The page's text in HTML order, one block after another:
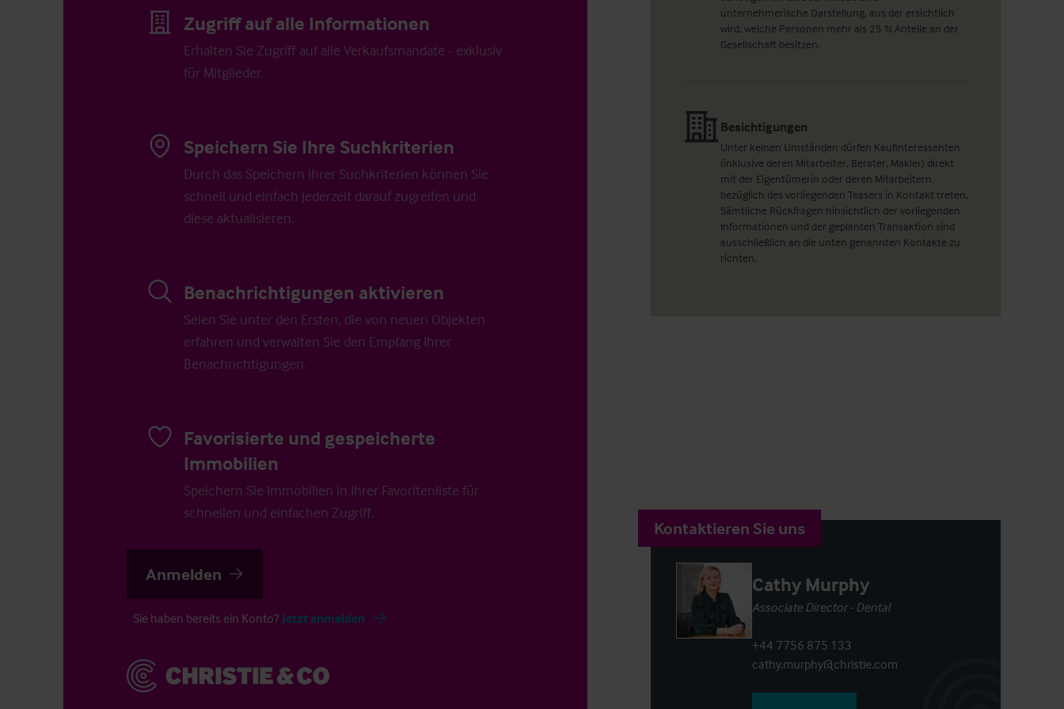
Zugriff auf alle Informationen
Erhalten Sie Zugriff auf alle Verkaufsmandate - exklusiv
für Mitglieder.
Speichern Sie Ihre Suchkriterien
Durch das Speichern Ihrer Suchkriterien können Sie
schnell und einfach jederzeit darauf zugreifen und
diese aktualisieren.
Benachrichtigungen aktivieren
Seien Sie unter den Ersten, die von neuen Objekten
erfahren und verwalten Sie den Empfang Ihrer
Benachrichtigungen.
Favorisierte und gespeicherte
Immobilien
Speichern Sie Immobilien in Ihrer Favoritenliste für
schnellen und einfachen Zugriff.
Anmelden
Sie haben bereits ein Konto? Jetzt anmelden
unternehmerische Darstellung, aus der ersichtlich
wird, welche Personen mehr als 25 % Anteile an der
Gesellschaft besitzen.
Besichtigungen
Unter keinen Umständen dürfen Kaufinteressenten
(inklusive deren Mitarbeiter, Berater, Makler) direkt
mit der Eigentümerin oder deren Mitarbeitern
bezüglich des vorliegenden Teasers in Kontakt treten.
Sämtliche Rückfragen hinsichtlich der vorliegenden
Informationen und der geplanten Transaktion sind
ausschließlich an die unten genannten Kontakte zu
richten.
Kontaktieren Sie uns
Cathy Murphy
Associate Director - Dental
+44 7756 875 133
cathy.murphy@christie.com